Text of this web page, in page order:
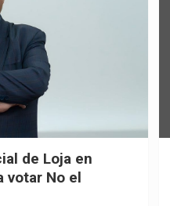
de Loja en
votar No el